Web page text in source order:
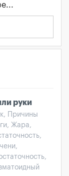
руки
Причины
Жара,